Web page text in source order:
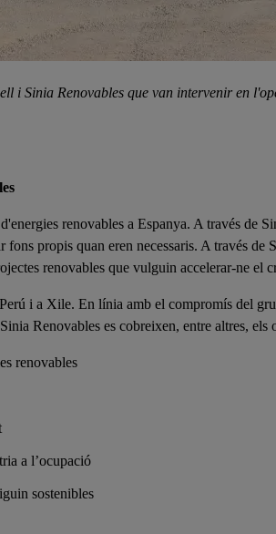
i Sinia Renovables que van intervenir en
renovables a Espanya. A través de
propis quan eren necessaris. A través de
renovables que vulguin accelerar-ne el
i a Xile. En línia amb el compromís del
Renovables es cobreixen, entre altres, els
renovables
a l’ocupació
sostenibles